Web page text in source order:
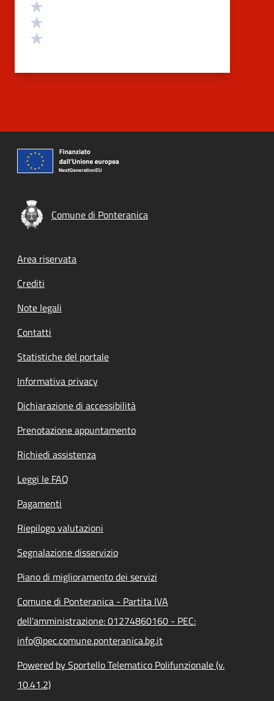
Comune di Ponteranica
Footer menu
Area riservata
Crediti
Note legali
Contatti
Statistiche del portale
Informativa privacy
Dichiarazione di accessibilità
Prenotazione appuntamento
Richiedi assistenza
Leggi le FAQ
Pagamenti
Riepilogo valutazioni
Segnalazione disservizio
Piano di miglioramento dei servizi
Comune di Ponteranica - Partita IVA
dell'amministrazione: 01274860160 - PEC:
info@pec.comune.ponteranica.bg.it
Powered by Sportello Telematico Polifunzionale (v.
10.41.2)